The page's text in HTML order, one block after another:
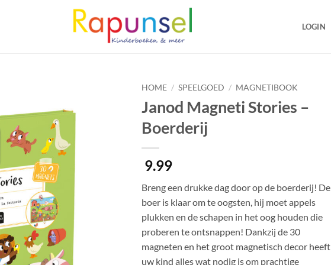
LOGIN
HOME / SPEELGOED / MAGNETIBOOK
Janod Magneti Stories –
Boerderij
9.99
Breng een drukke dag door op de boerderij! De
boer is klaar om te oogsten, hij moet appels
plukken en de schapen in het oog houden die
proberen te ontsnappen! Dankzij de 30
magneten en het groot magnetisch decor heeft
uw kind alles wat nodig is om prachtige